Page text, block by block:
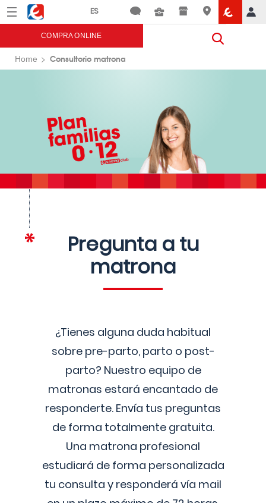
Menú Eroski
COMPRA ONLINE
Home Consultorio matrona
Pregunta a tu
matrona
¿Tienes alguna duda habitual
sobre pre-parto, parto o post-
parto? Nuestro equipo de
matronas estará encantado de
responderte. Envía tus preguntas
de forma totalmente gratuita.
Una matrona profesional
estudiará de forma personalizada
tu consulta y responderá vía mail